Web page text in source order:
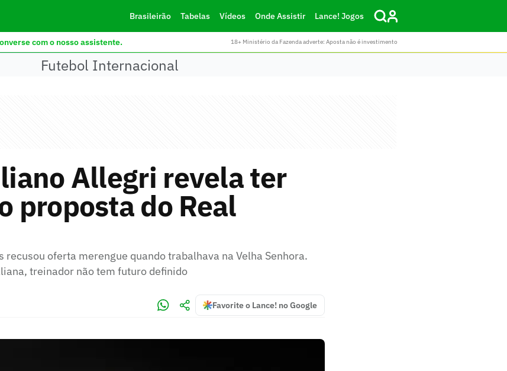
Brasileirão Tabelas Vídeos Onde Assistir Lance! Jogos
com o nosso assistente. 18+ Ministério da Fazenda adverte: Aposta não é investimento
Futebol Internacional
Allegri revela ter
proposta do Real
recusou oferta merengue quando trabalhava na Velha Senhora.
treinador não tem futuro definido
Favorite o Lance! no Google